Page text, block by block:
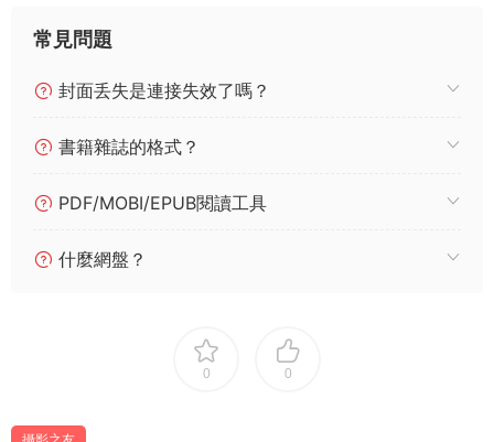
常見問題
封面丢失是連接失效了嗎？
書籍雜誌的格式？
PDF/MOBI/EPUB閱讀工具
什麼網盤？
0 0